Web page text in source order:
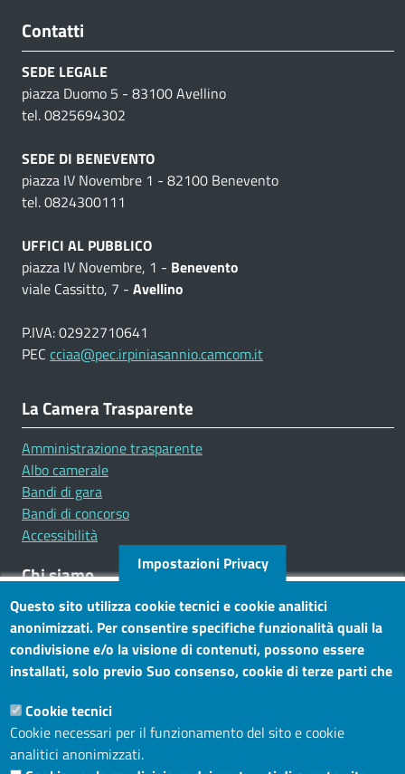
Contatti
SEDE LEGALE
piazza Duomo 5 - 83100 Avellino
tel. 0825694302
SEDE DI BENEVENTO
piazza IV Novembre 1 - 82100 Benevento
tel. 0824300111
UFFICI AL PUBBLICO
piazza IV Novembre, 1 - Benevento
viale Cassitto, 7 - Avellino
P.IVA: 02922710641
PEC cciaa@pec.irpiniasannio.camcom.it
La Camera Trasparente
Amministrazione trasparente
Albo camerale
Bandi di gara
Bandi di concorso
Accessibilità
Chi siamo
Mission
Statuto e carta dei servizi
Social
Sito web
Impostazioni Privacy
Questo sito utilizza cookie tecnici e cookie analitici
anonimizzati. Per consentire specifiche funzionalità quali la
condivisione e/o la visione di contenuti, possono essere
installati, solo previo Suo consenso, cookie di terze parti che
questo banner, può accettare tutti i cookies, selezionare le
categorie di cookie di cui consente l’utilizzo e/o modificare le
Sue preferenze. Per vedere la Cookie Policy completa, clicchi
Cookie tecnici
Cookie necessari per il funzionamento del sito e cookie
analitici anonimizzati.